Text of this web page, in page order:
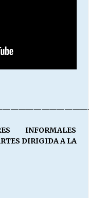
INFORMALES
DIRIGIDA A LA